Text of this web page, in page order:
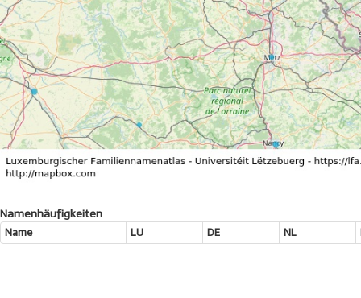
Namenhäufigkeiten
Name LU DE NL